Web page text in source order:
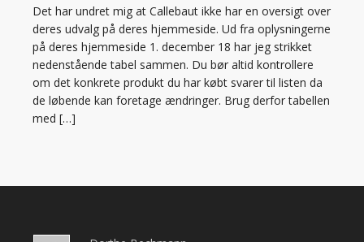
Det har undret mig at Callebaut ikke har en oversigt over
deres udvalg på deres hjemmeside. Ud fra oplysningerne
på deres hjemmeside 1. december 18 har jeg strikket
nedenstående tabel sammen. Du bør altid kontrollere
om det konkrete produkt du har købt svarer til listen da
de løbende kan foretage ændringer. Brug derfor tabellen
med […]